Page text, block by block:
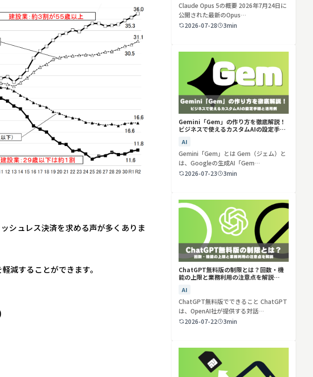
シュレス決済を求める声が多くありま
減することができます。
Claude Opus 5の概要 2026年7月24日に
公開された最新のOpus…
2026-07-28
3min
Gemini「Gem」の作り方を徹底解説！
ビジネスで使えるカスタムAIの設定手順
AI
Gemini「Gem」とは Gem（ジェム）と
は、Googleの生成AI「Gem…
2026-07-23
3min
ChatGPT無料版の制限とは？回数・機
能の上限と業務利用の注意点を解説
AI
ChatGPT無料版でできること ChatGPT
は、OpenAI社が提供する対話…
2026-07-22
3min